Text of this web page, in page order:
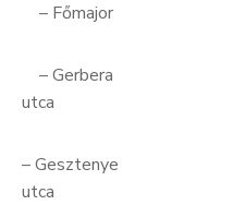
– Főmajor
– Gerbera
– Gesztenye